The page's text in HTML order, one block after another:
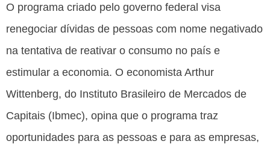
O programa criado pelo governo federal visa
renegociar dívidas de pessoas com nome negativado
na tentativa de reativar o consumo no país e
estimular a economia. O economista Arthur
Wittenberg, do Instituto Brasileiro de Mercados de
Capitais (Ibmec), opina que o programa traz
oportunidades para as pessoas e para as empresas,